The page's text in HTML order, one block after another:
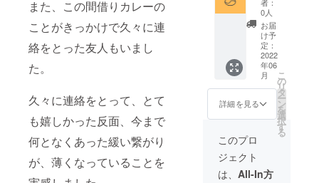
また、この間借りカレーの
ことがきっかけで久々に連
絡をとった友人もいまし
た。
久々に連絡をとって、とて
も嬉しかった反面、今まで
何となくあった緩い繋がり
が、薄くなっていることを
反する
内容な
どはお
受けで
きませ
ん。
い。 ※
対面で
お会い
する場
合、東
京23区
外に関
して
は、交
なりま
公序良
俗に反
月に2回
程度の
営業と
なりま
すの
で、お
早めに
ご利用
くださ
お会い
する場
合、東
京23区
し切り
営業券
（カ
レー、
ラッ
シー、
サラダ
などそ
れぞれ
15食付
き）＋
感謝の
手紙＋
オリジ
ナルロ
0人
お届
け予
定：
2022
年06
月
詳細を見る
こ
の
リ
タ
ー
ン
を
選
択
す
る
このプロ
ジェクト
は、 All-In方